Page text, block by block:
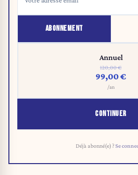
ABONNEMENT
Annuel
120,00 €
99,00 €
/an
CONTINUER
Déjà abonné(e) ?Se